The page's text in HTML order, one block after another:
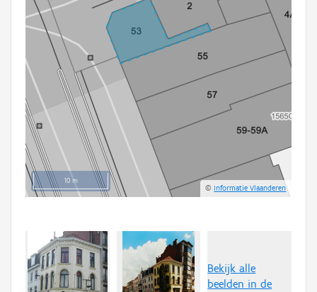
10 m
©Informatie Vlaanderen
Bekijk alle
beelden in de